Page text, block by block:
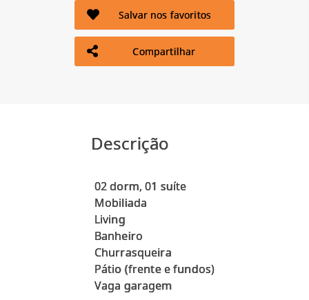
Salvar nos favoritos
Compartilhar
Descrição
02 dorm, 01 suíte
Mobiliada
Living
Banheiro
Churrasqueira
Pátio (frente e fundos)